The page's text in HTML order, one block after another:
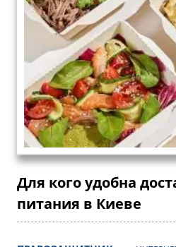
Для кого удобна
питания в Киеве